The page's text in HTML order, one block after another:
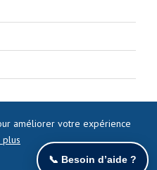
améliorer votre expérience
plus
📞 Besoin d’aide ?